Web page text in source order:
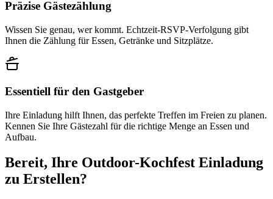
Präzise Gästezählung
Wissen Sie genau, wer kommt. Echtzeit-RSVP-Verfolgung gibt
Ihnen die Zählung für Essen, Getränke und Sitzplätze.
Essentiell für den Gastgeber
Ihre Einladung hilft Ihnen, das perfekte Treffen im Freien zu planen.
Kennen Sie Ihre Gästezahl für die richtige Menge an Essen und
Aufbau.
Bereit, Ihre Outdoor-Kochfest Einladung
zu Erstellen?